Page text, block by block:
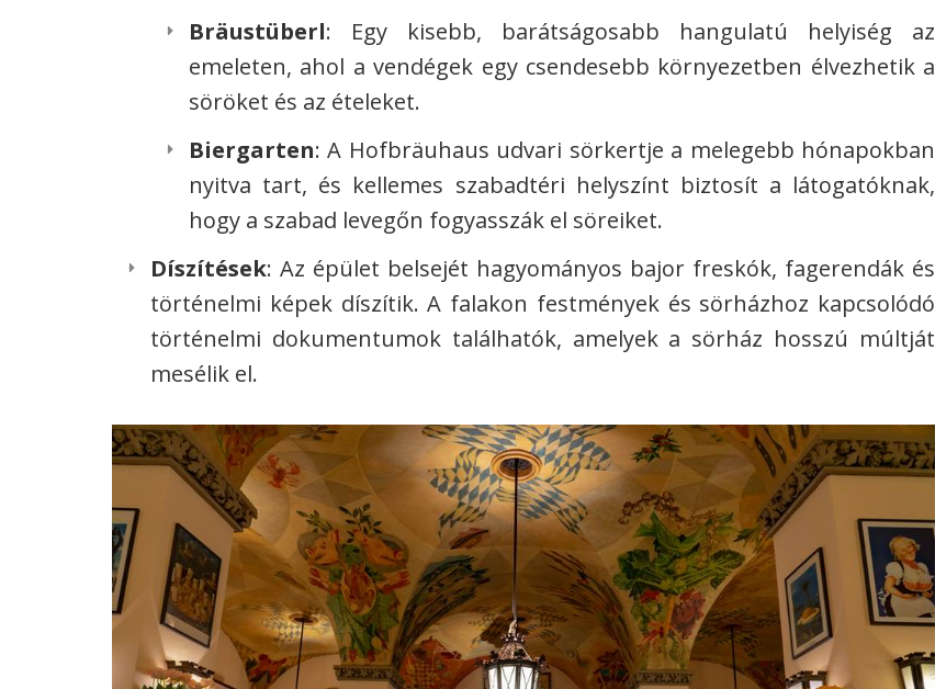
Bräustüberl: Egy kisebb, barátságosabb hangulatú helyiség az
emeleten, ahol a vendégek egy csendesebb környezetben élvezhetik a
söröket és az ételeket.
Biergarten: A Hofbräuhaus udvari sörkertje a melegebb hónapokban
nyitva tart, és kellemes szabadtéri helyszínt biztosít a látogatóknak,
hogy a szabad levegőn fogyasszák el söreiket.
Díszítések: Az épület belsejét hagyományos bajor freskók, fagerendák és
történelmi képek díszítik. A falakon festmények és sörházhoz kapcsolódó
történelmi dokumentumok találhatók, amelyek a sörház hosszú múltját
mesélik el.